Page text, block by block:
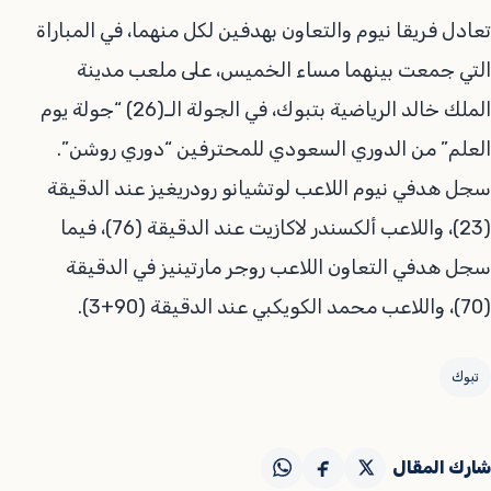
تعادل فريقا نيوم والتعاون بهدفين لكل منهما، في المباراة
التي جمعت بينهما مساء الخميس، على ملعب مدينة
الملك خالد الرياضية بتبوك، في الجولة الـ(26) “جولة يوم
العلم” من الدوري السعودي للمحترفين “دوري روشن”.
سجل هدفي نيوم اللاعب لوتشيانو رودريغيز عند الدقيقة
(23)، واللاعب ألكسندر لاكازيت عند الدقيقة (76)، فيما
سجل هدفي التعاون اللاعب روجر مارتينيز في الدقيقة
(70)، واللاعب محمد الكويكبي عند الدقيقة (90+3).
تبوك
شارك المقال